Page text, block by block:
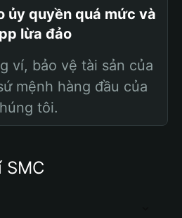
ủy quyền quá mức và
lừa đảo
ví, bảo vệ tài sản của
mệnh hàng đầu của
tôi.
SMC